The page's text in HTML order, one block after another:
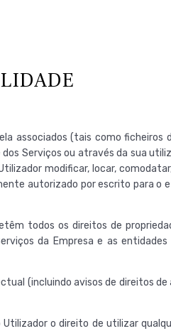
associados (tais como
Serviços ou através da sua
modificar, locar,
autorizado por escrito para o
todos os direitos de
da Empresa e as
(incluindo avisos de direitos
o direito de utilizar